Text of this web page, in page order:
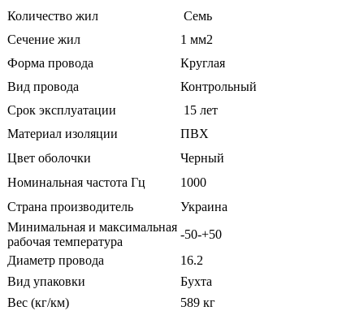
Количество жил
Семь
Сечение жил
1 мм2
Форма провода
Круглая
Вид провода
Контрольный
Срок эксплуатации
15 лет
Материал изоляции
ПВХ
Цвет оболочки
Черный
Номинальная частота Гц
1000
Страна производитель
Украина
Минимальная и максимальная
рабочая температура
-50-+50
Диаметр провода
16.2
Вид упаковки
Бухта
Вес (кг/км)
589 кг